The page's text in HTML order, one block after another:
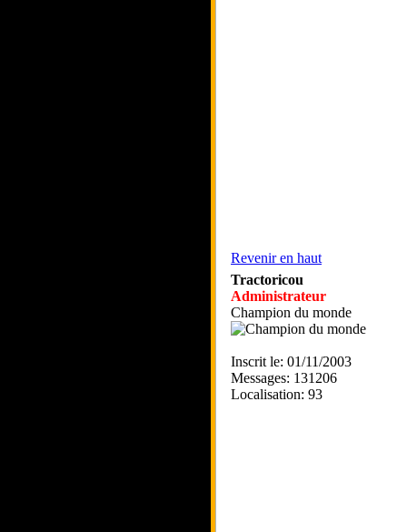
Revenir en haut
Tractoricou
Administrateur
Champion du monde
Inscrit le: 01/11/2003
Messages: 131206
Localisation: 93